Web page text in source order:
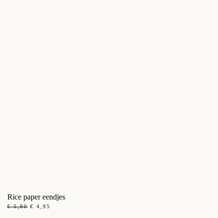
Rice paper eendjes
€5,90 OORSPRONKELIJKE
€ 4,95